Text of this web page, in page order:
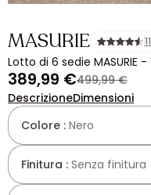
MASURIE
Lotto di 6 sedie MASURIE
389,99 €499,99 €
DescrizioneDimensioni
Colore : Nero
Finitura : Senza finitura